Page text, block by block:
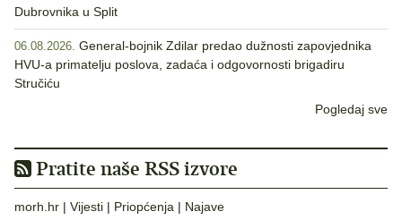
Dubrovnika u Split
06.08.2026. General-bojnik Zdilar predao dužnosti zapovjednika
HVU-a primatelju poslova, zadaća i odgovornosti brigadiru
Stručiću
Pogledaj sve
Pratite naše RSS izvore
morh.hr | Vijesti | Priopćenja | Najave